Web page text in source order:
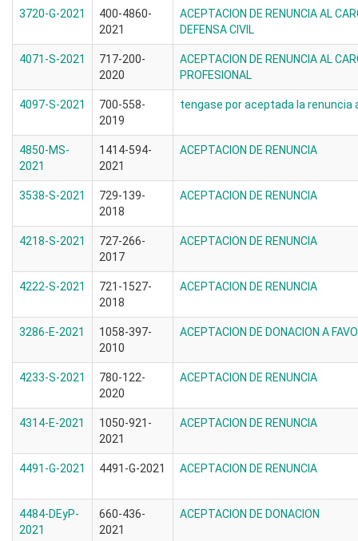
3720-G-2021
400-4860-
2021
ACEPTACION DE RENUNCIA AL
DEFENSA CIVIL
4071-S-2021
717-200-
2020
ACEPTACION DE RENUNCIA AL
PROFESIONAL
4097-S-2021
700-558-
2019
tengase por aceptada la
4850-MS-
2021
1414-594-
2021
ACEPTACION DE RENUNCIA
3538-S-2021
729-139-
2018
ACEPTACION DE RENUNCIA
4218-S-2021
727-266-
2017
ACEPTACION DE RENUNCIA
4222-S-2021
721-1527-
2018
ACEPTACION DE RENUNCIA
3286-E-2021
1058-397-
2010
ACEPTACION DE DONACION A
4233-S-2021
780-122-
2020
ACEPTACION DE RENUNCIA
4314-E-2021
1050-921-
2021
ACEPTACION DE RENUNCIA
4491-G-2021 4491-G-2021 ACEPTACION DE RENUNCIA
4484-DEyP-
2021
660-436-
2021
ACEPTACION DE DONACION